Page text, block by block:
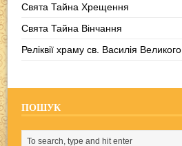
Свята Тайна Хрещення
Свята Тайна Вінчання
Реліквії храму св. Василія Великого
ПОШУК